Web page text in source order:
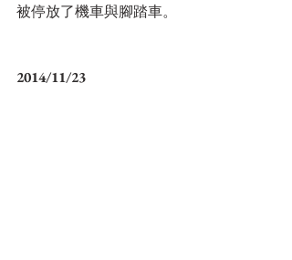
被停放了機車與腳踏車。
2014/11/23